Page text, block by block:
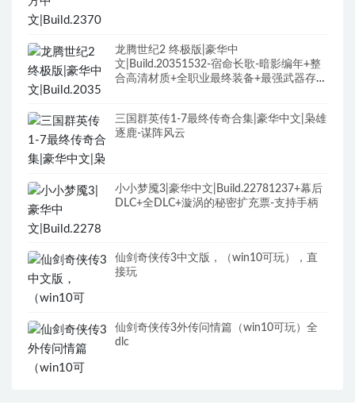
龙腾世纪2 终极版|豪华中
文|Build.20351532-宿命长歌-暗影编年+整
合高清材质+全职业最终装备+最强武器存档
三国群英传1-7最终传奇合集|豪华中文|枭雄
逐鹿-谋阵风云
小小梦魇3|豪华中文|Build.22781237+幕后
DLC+全DLC+漩涡的秘密扩充票-支持手柄
仙剑奇侠传3中文版，（win10可玩），直
接玩
仙剑奇侠传3外传问情篇（win10可玩）全
dlc